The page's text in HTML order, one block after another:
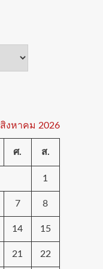
สิงหาคม 2026
ศ. ส.
1
7 8
14 15
21 22